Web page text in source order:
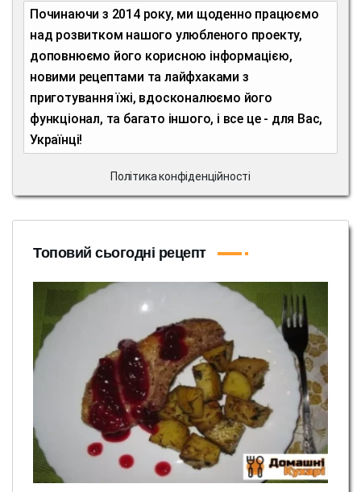
Починаючи з 2014 року, ми щоденно працюємо
над розвитком нашого улюбленого проекту,
доповнюємо його корисною інформацією,
новими рецептами та лайфхаками з
приготування їжі, вдосконалюємо його
функціонал, та багато іншого, і все це - для Вас,
Українці!
Політика конфіденційності
Топовий сьогодні рецепт